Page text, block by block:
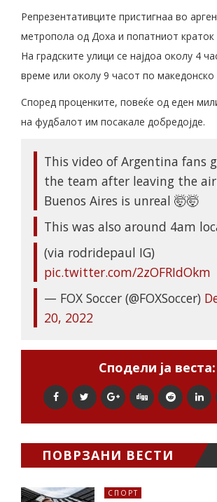
Репрезентативците пристигнаа во
метропола од Доха и попатниот краток
На градските улици се најдоа околу 4
време или околу 9 часот по македонско
Според проценките, повеќе од еден
на фудбалот им посакале добредојде.
This video of Argentina fans
the team after leaving the
Buenos Aires is unreal 🤯🤯
This was also around 4am
(via rodridepaul IG)
pic.twitter.com/2zOFRIdOkm
— FOX Soccer (@FOXSoccer)
20, 2022
Сподели ја веста:
ПОВРЗАНИ ВЕСТИ
СПОРТ